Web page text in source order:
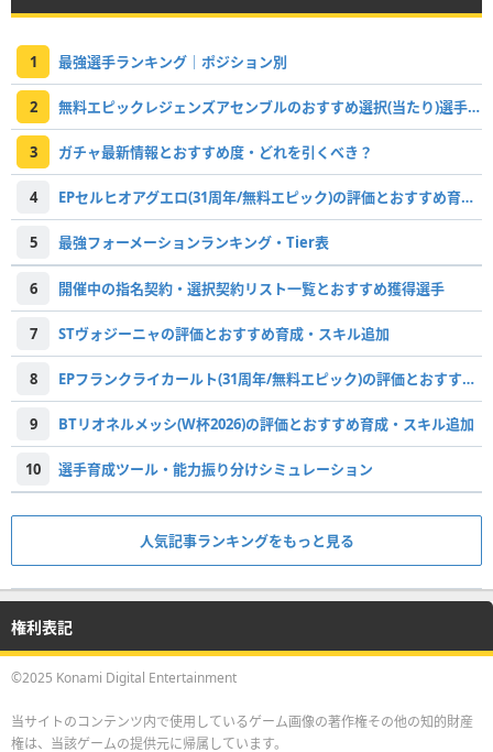
1 最強選手ランキング｜ポジション別
2 無料エピックレジェンズアセンブルのおすすめ選択(当たり)選手ランキングと引き方
3 ガチャ最新情報とおすすめ度・どれを引くべき？
4 EPセルヒオアグエロ(31周年/無料エピック)の評価とおすすめ育成・スキル追加
5 最強フォーメーションランキング・Tier表
6 開催中の指名契約・選択契約リスト一覧とおすすめ獲得選手
7 STヴォジーニャの評価とおすすめ育成・スキル追加
8 EPフランクライカールト(31周年/無料エピック)の評価とおすすめ育成・スキル追加
9 BTリオネルメッシ(W杯2026)の評価とおすすめ育成・スキル追加
10 選手育成ツール・能力振り分けシミュレーション
人気記事ランキングをもっと見る
権利表記
©2025 Konami Digital Entertainment
当サイトのコンテンツ内で使用しているゲーム画像の著作権その他の知的財産
権は、当該ゲームの提供元に帰属しています。